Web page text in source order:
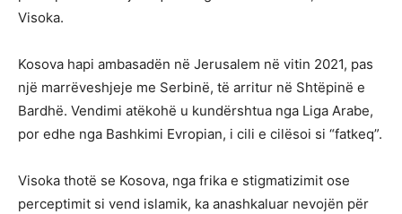
Visoka.
Kosova hapi ambasadën në Jerusalem në vitin 2021, pas
një marrëveshjeje me Serbinë, të arritur në Shtëpinë e
Bardhë. Vendimi atëkohë u kundërshtua nga Liga Arabe,
por edhe nga Bashkimi Evropian, i cili e cilësoi si “fatkeq”.
Visoka thotë se Kosova, nga frika e stigmatizimit ose
perceptimit si vend islamik, ka anashkaluar nevojën për